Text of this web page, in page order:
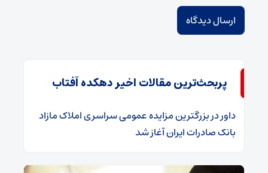
پربحث‌ترین مقالات اخیر دهکده آفتاب
داوردر​بزرگترین مزایده عمومی سراسری املاک مازاد
بانک صادرات ایران آغاز شد